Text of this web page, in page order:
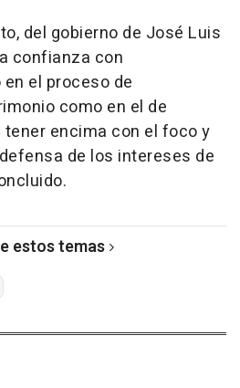
del gobierno de José Luis
confianza con
el proceso de
como en el de
encima con el foco y
de los intereses de
estos temas